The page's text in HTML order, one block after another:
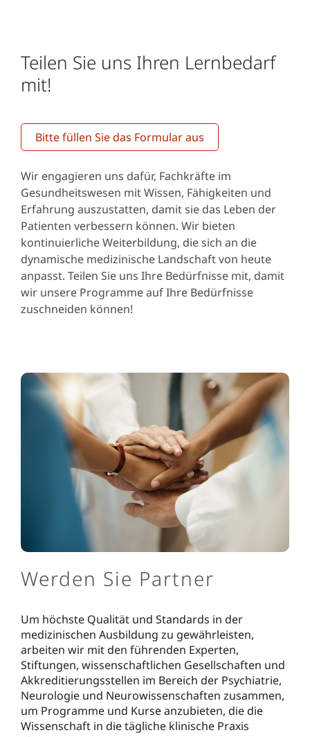
Teilen Sie uns Ihren Lernbedarf
mit!
Bitte füllen Sie das Formular aus
Wir engagieren uns dafür, Fachkräfte im
Gesundheitswesen mit Wissen, Fähigkeiten und
Erfahrung auszustatten, damit sie das Leben der
Patienten verbessern können. Wir bieten
kontinuierliche Weiterbildung, die sich an die
dynamische medizinische Landschaft von heute
anpasst. Teilen Sie uns Ihre Bedürfnisse mit, damit
wir unsere Programme auf Ihre Bedürfnisse
zuschneiden können!
Werden Sie Partner
Um höchste Qualität und Standards in der
medizinischen Ausbildung zu gewährleisten,
arbeiten wir mit den führenden Experten,
Stiftungen, wissenschaftlichen Gesellschaften und
Akkreditierungsstellen im Bereich der Psychiatrie,
Neurologie und Neurowissenschaften zusammen,
um Programme und Kurse anzubieten, die die
Wissenschaft in die tägliche klinische Praxis